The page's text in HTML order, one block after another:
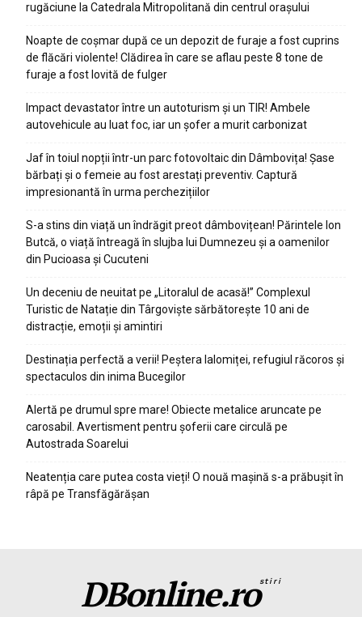
rugăciune la Catedrala Mitropolitană din centrul orașului
Noapte de coșmar după ce un depozit de furaje a fost cuprins
de flăcări violente! Clădirea în care se aflau peste 8 tone de
furaje a fost lovită de fulger
Impact devastator între un autoturism și un TIR! Ambele
autovehicule au luat foc, iar un șofer a murit carbonizat
Jaf în toiul nopții într-un parc fotovoltaic din Dâmbovița! Șase
bărbați și o femeie au fost arestați preventiv. Captură
impresionantă în urma perchezițiilor
S-a stins din viață un îndrăgit preot dâmbovițean! Părintele Ion
Butcă, o viață întreagă în slujba lui Dumnezeu și a oamenilor
din Pucioasa și Cucuteni
Un deceniu de neuitat pe „Litoralul de acasă!” Complexul
Turistic de Natație din Târgoviște sărbătorește 10 ani de
distracție, emoții și amintiri
Destinația perfectă a verii! Peștera Ialomiței, refugiul răcoros și
spectaculos din inima Bucegilor
Alertă pe drumul spre mare! Obiecte metalice aruncate pe
carosabil. Avertisment pentru șoferii care circulă pe
Autostrada Soarelui
Neatenția care putea costa vieți! O nouă mașină s-a prăbușit în
râpă pe Transfăgărășan
DBonline.rostiri